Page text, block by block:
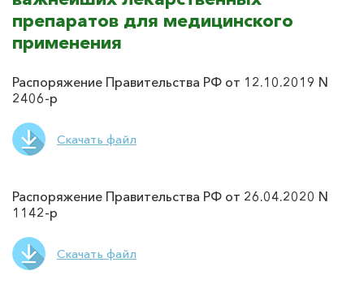
препаратов для медицинского
применения
Распоряжение Правительства РФ от 12.10.2019 N
2406-р
Скачать файл
Распоряжение Правительства РФ от 26.04.2020 N
1142-р
Скачать файл